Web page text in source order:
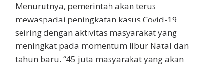
Menurutnya, pemerintah akan terus
mewaspadai peningkatan kasus Covid-19
seiring dengan aktivitas masyarakat yang
meningkat pada momentum libur Natal dan
tahun baru. “45 juta masyarakat yang akan